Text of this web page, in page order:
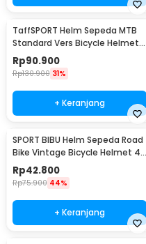
TaffSPORT Helm Sepeda MTB
Standard Vers Bicycle Helmet
19 Air Vent - Z20
Rp90.900
Rp130.900 31%
+ Keranjang
SPORT BIBU Helm Sepeda Road
Bike Vintage Bicycle Helmet 4
Air Vents - U20
Rp42.800
Rp75.900 44%
+ Keranjang